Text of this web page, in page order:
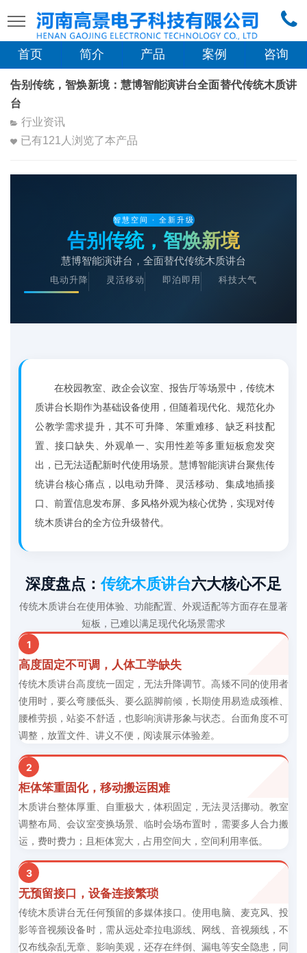
首页 简介 产品 案例 咨询
告别传统，智焕新境：慧博智能演讲台全面替代传统木质讲
台
行业资讯
已有121 人浏览了本产品
智慧空间 · 全新升级
告别传统，智焕新境
慧博智能演讲台，全面替代传统木质讲台
电动升降 灵活移动 即泊即用 科技大气
在校园教室、政企会议室、报告厅等场景中，传统木
质讲台长期作为基础设备使用，但随着现代化、规范化办
公教学需求提升，其不可升降、笨重难移、缺乏科技配
置、接口缺失、外观单一、实用性差等多重短板愈发突
出，已无法适配新时代使用场景。慧博智能演讲台聚焦传
统讲台核心痛点，以电动升降、灵活移动、集成地插接
口、前置信息发布屏、多风格外观为核心优势，实现对传
统木质讲台的全方位升级替代。
深度盘点：传统木质讲台六大核心不足
传统木质讲台在使用体验、功能配置、外观适配等方面存在显著
短板，已难以满足现代化场景需求
1
高度固定不可调，人体工学缺失
传统木质讲台高度统一固定，无法升降调节。高矮不同的使用者
使用时，要么弯腰低头、要么踮脚前倾，长期使用易造成颈椎、
腰椎劳损，站姿不舒适，也影响演讲形象与状态。台面角度不可
调整，放置文件、讲义不便，阅读展示体验差。
2
柜体笨重固化，移动搬运困难
木质讲台整体厚重、自重极大，体积固定，无法灵活挪动。教室
调整布局、会议室变换场景、临时会场布置时，需要多人合力搬
运，费时费力；且柜体宽大，占用空间大，空间利用率低。
3
无预留接口，设备连接繁琐
传统木质讲台无任何预留的多媒体接口。使用电脑、麦克风、投
影等音视频设备时，需从远处牵拉电源线、网线、音视频线，不
仅布线杂乱无章、影响美观，还存在绊倒、漏电等安全隐患，同